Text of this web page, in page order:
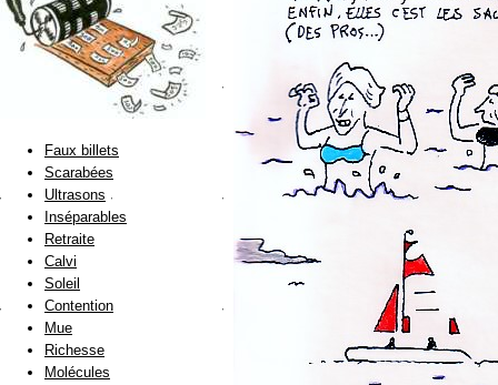
Faux billets
Scarabées
Ultrasons
Inséparables
Retraite
Calvi
Soleil
Contention
Mue
Richesse
Molécules